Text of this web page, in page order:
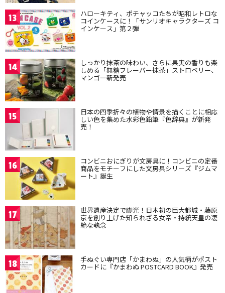
13 ハローキティ、ポチャッコたちが昭和レトロな
コインケースに！「サンリオキャラクターズ コ
インケース」第２弾
14 しっかり抹茶の味わい、さらに果実の香りも楽
しめる「無糖フレーバー抹茶」ストロベリー、
マンゴー新発売
15 日本の四季折々の植物や情景を描くことに相応
しい色を集めた水彩色鉛筆『色辞典』が新発
売！
16 コンビニおにぎりが文房具に！コンビニの定番
商品をモチーフにした文房具シリーズ『ジムマ
ート』誕生
17 世界遺産決定で脚光！日本初の巨大都城・藤原
京を創り上げた知られざる女帝・持統天皇の凄
絶な執念
18 手ぬぐい専門店「かまわぬ」の人気柄がポスト
カードに『かまわぬ POSTCARD BOOK』発売